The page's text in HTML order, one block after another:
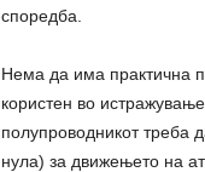
споредба.
Нема да има практична
користен во
полупроводникот треба
нула) за движењето на